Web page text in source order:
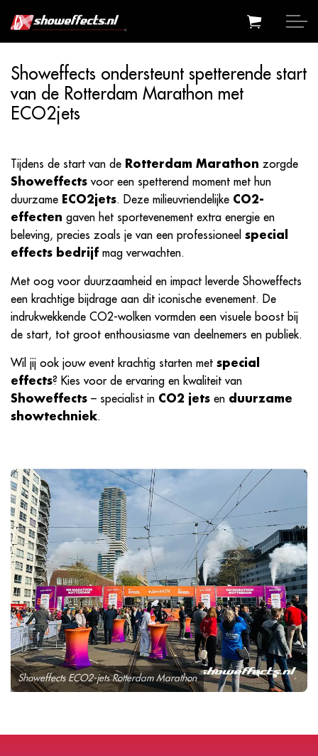
Showeffects ondersteunt spetterende start
van de Rotterdam Marathon met
ECO2jets
Tijdens de start van de Rotterdam Marathon zorgde
Showeffects voor een spetterend moment met hun
duurzame ECO2jets. Deze milieuvriendelijke CO2-
effecten gaven het sportevenement extra energie en
beleving, precies zoals je van een professioneel special
effects bedrijf mag verwachten.
Met oog voor duurzaamheid en impact leverde Showeffects
een krachtige bijdrage aan dit iconische evenement. De
indrukwekkende CO2-wolken vormden een visuele boost bij
de start, tot groot enthousiasme van deelnemers en publiek.
Wil jij ook jouw event krachtig starten met special
effects? Kies voor de ervaring en kwaliteit van
Showeffects – specialist in CO2 jets en duurzame
showtechniek.
Showeffects ECO2-jets Rotterdam Marathon